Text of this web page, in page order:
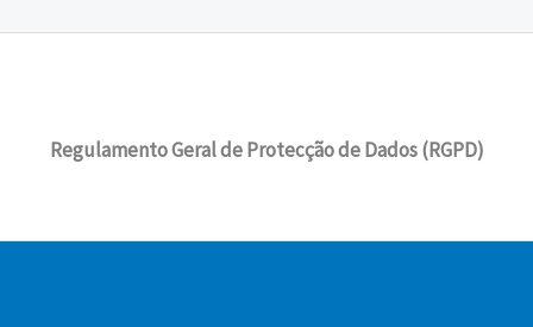
Regulamento Geral de Protecção de Dados (RGPD)